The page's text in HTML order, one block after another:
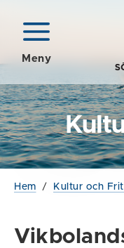
Meny
Hem / Kultur och